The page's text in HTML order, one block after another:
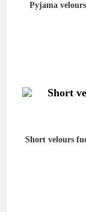
Pyjama
Short velours